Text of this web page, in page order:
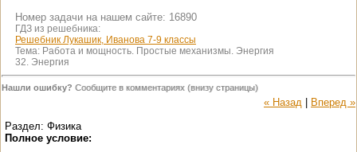
Номер задачи на нашем сайте: 16890
ГДЗ из решебника:
Решебник Лукашик, Иванова 7-9 классы
Тема: Работа и мощность. Простые механизмы. Энергия
32. Энергия
Нашли ошибку? Сообщите в комментариях (внизу страницы)
« Назад
Вперед »
Раздел: Физика
Полное условие: